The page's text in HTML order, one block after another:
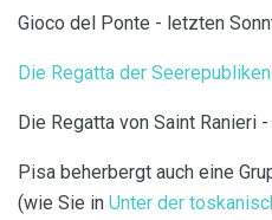
Gioco del Ponte - letzten
Die Regatta der
Die Regatta von Saint Ranieri
Pisa beherbergt auch eine
(wie Sie in Unter der